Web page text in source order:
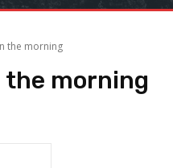
the morning
the morning